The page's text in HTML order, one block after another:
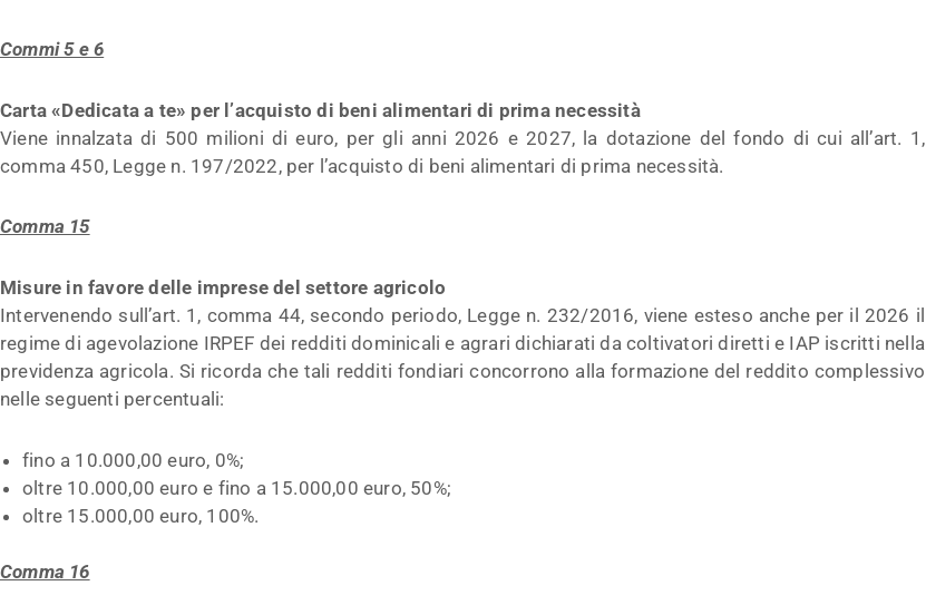
Commi 5 e 6
Carta «Dedicata a te» per l’acquisto di beni alimentari di prima necessità
Viene innalzata di 500 milioni di euro, per gli anni 2026 e 2027, la dotazione del fondo di cui all’art. 1,
comma 450, Legge n. 197/2022, per l’acquisto di beni alimentari di prima necessità.
Comma 15
Misure in favore delle imprese del settore agricolo
Intervenendo sull’art. 1, comma 44, secondo periodo, Legge n. 232/2016, viene esteso anche per il 2026 il
regime di agevolazione IRPEF dei redditi dominicali e agrari dichiarati da coltivatori diretti e IAP iscritti nella
previdenza agricola. Si ricorda che tali redditi fondiari concorrono alla formazione del reddito complessivo
nelle seguenti percentuali:
fino a 10.000,00 euro, 0%;
oltre 10.000,00 euro e fino a 15.000,00 euro, 50%;
oltre 15.000,00 euro, 100%.
Comma 16